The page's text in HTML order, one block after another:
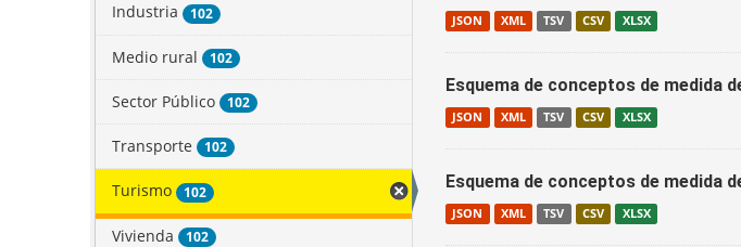
Industria 102
Medio rural 102
Sector Público 102
Transporte 102
Turismo 102
Vivienda 102
JSON XML TSV CSV XLSX
Esquema de conceptos de medida
JSON XML TSV CSV XLSX
Esquema de conceptos de medida
JSON XML TSV CSV XLSX